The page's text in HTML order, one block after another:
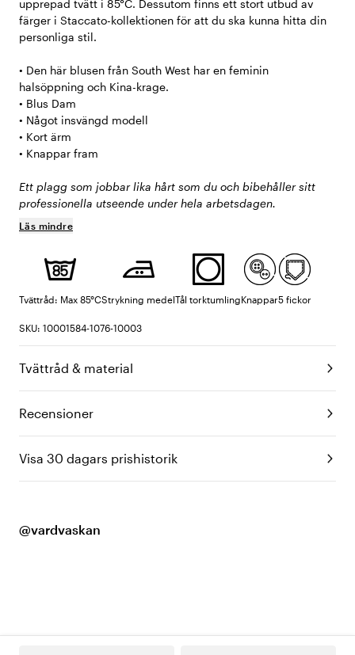
upprepad tvätt i 85°C. Dessutom finns ett stort utbud av
färger i Staccato-kollektionen för att du ska kunna hitta din
personliga stil.
• Den här blusen från South West har en feminin
halsöppning och Kina-krage.
• Blus Dam
• Något insvängd modell
• Kort ärm
• Knappar fram
Ett plagg som jobbar lika hårt som du och bibehåller sitt
professionella utseende under hela arbetsdagen.
Läs mindre
Tvättråd: Max 85°CStrykning medelTål torktumlingKnappar5 fickor
SKU: 10001584-1076-10003
Tvättråd & material
Recensioner
Visa 30 dagars prishistorik
@vardvaskan